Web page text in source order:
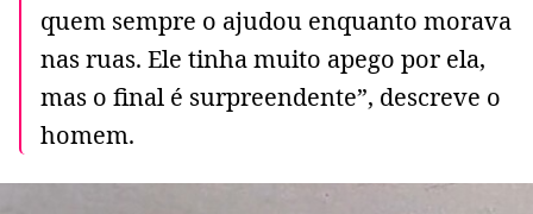
quem sempre o ajudou enquanto morava
nas ruas. Ele tinha muito apego por ela,
mas o final é surpreendente”, descreve o
homem.